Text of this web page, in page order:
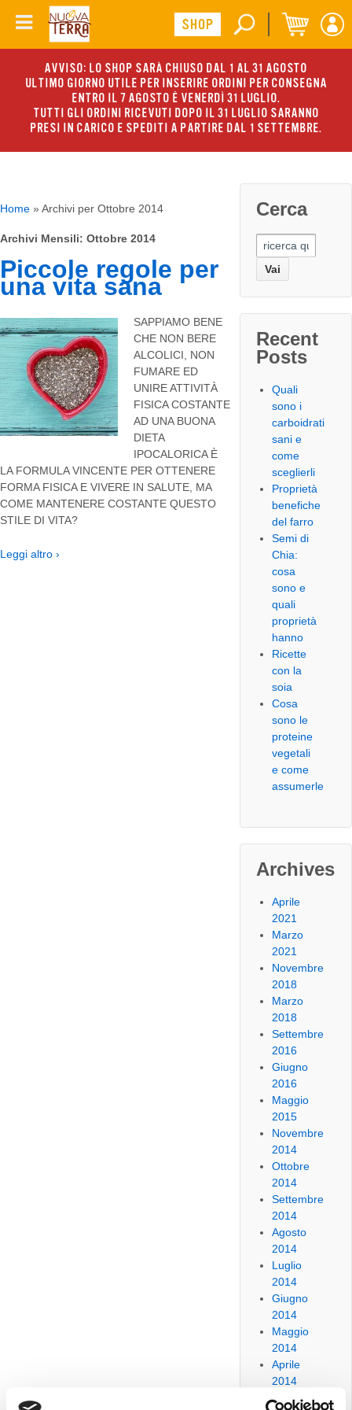
AVVISO: LO SHOP SARÀ CHIUSO DAL 1 AL 31 AGOSTO
ULTIMO GIORNO UTILE PER INSERIRE ORDINI PER CONSEGNA
ENTRO IL 7 AGOSTO È VENERDÌ 31 LUGLIO.
TUTTI GLI ORDINI RICEVUTI DOPO IL 31 LUGLIO SARANNO
PRESI IN CARICO E SPEDITI A PARTIRE DAL 1 SETTEMBRE.
Home » Archivi per Ottobre 2014
Archivi Mensili: Ottobre 2014
Piccole regole per
una vita sana
SAPPIAMO BENE
CHE NON BERE
ALCOLICI, NON
FUMARE ED
UNIRE ATTIVITÀ
FISICA COSTANTE
AD UNA BUONA
DIETA
IPOCALORICA È
LA FORMULA VINCENTE PER OTTENERE
FORMA FISICA E VIVERE IN SALUTE, MA
COME MANTENERE COSTANTE QUESTO
STILE DI VITA?
Leggi altro ›
Cerca
Search
for:
Recent
Posts
Quali
sono i
carboidrati
sani e
come
sceglierli
Proprietà
benefiche
del farro
Semi di
Chia:
cosa
sono e
quali
proprietà
hanno
Ricette
con la
soia
Cosa
sono le
proteine
vegetali
e come
assumerle
Archives
Aprile
2021
Marzo
2021
Novembre
2018
Marzo
2018
Settembre
2016
Giugno
2016
Maggio
2015
Novembre
2014
Ottobre
2014
Settembre
2014
Agosto
2014
Luglio
2014
Giugno
2014
Maggio
2014
Aprile
2014
Marzo